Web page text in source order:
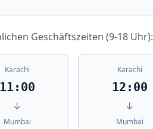
Geschäftszeiten (9-18 Uhr):
Karachi
11:00
↓
Mumbai
Karachi
12:00
↓
Mumbai